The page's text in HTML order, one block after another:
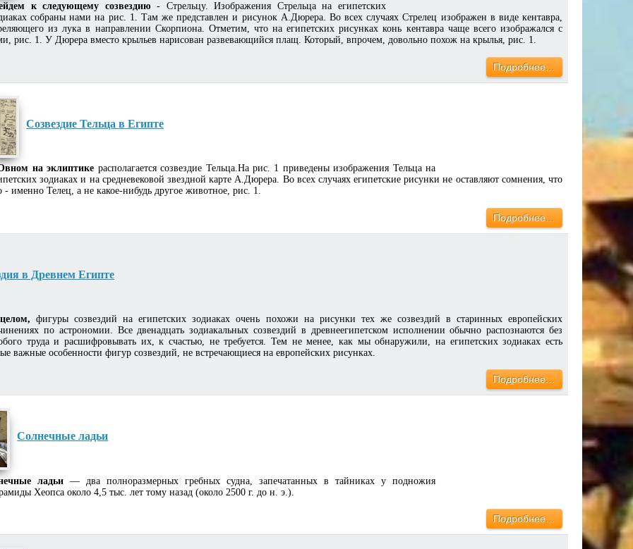
к следующему созвездию- Стрельцу. Изображения Стрельца на египетских
собраны нами на рис. 1. Там же представлен и рисунок А.Дюрера. Во всех случаях Стрелец изображен в виде кентавра,
из лука в направлении Скорпиона. Отметим, что на египетских рисунках конь кентавра чаще всего изображался с
рис. 1. У Дюрера вместо крыльев нарисован развевающийся плащ. Который, впрочем, довольно похож на крылья, рис. 1.
Подробнее…
Созвездие Тельца в Египте
на эклиптике располагается созвездие Тельца.На рис. 1 приведены изображения Тельца на
зодиаках и на средневековой звездной карте А.Дюрера. Во всех случаях египетские рисунки не оставляют сомнения, что
- именно Телец, а не какое-нибудь другое животное, рис. 1.
Подробнее…
в Древнем Египте
целом, фигуры созвездий на египетских зодиаках очень похожи на рисунки тех же созвездий в старинных европейских
по астрономии. Все двенадцать зодиакальных созвездий в древнеегипетском исполнении обычно распознаются без
труда и расшифровывать их, к счастью, не требуется. Тем не менее, как мы обнаружили, на египетских зодиаках есть
важные особенности фигур созвездий, не встречающиеся на европейских рисунках.
Подробнее…
Солнечные ладьи
ладьи — два полноразмерных гребных судна, запечатанных в тайниках у подножия
Хеопса около 4,5 тыс. лет тому назад (около 2500 г. до н. э.).
Подробнее…